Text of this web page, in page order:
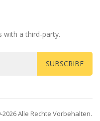
with a third-party.
SUBSCRIBE
2026 Alle Rechte Vorbehalten.